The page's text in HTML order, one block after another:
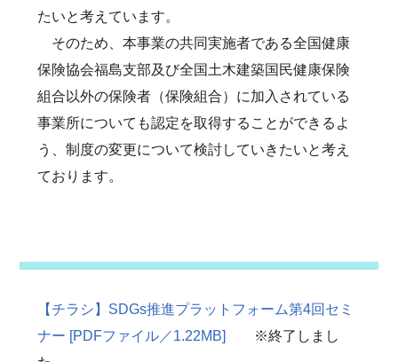
たいと考えています。
そのため、本事業の共同実施者である全国健康
保険協会福島支部及び全国土木建築国民健康保険
組合以外の保険者（保険組合）に加入されている
事業所についても認定を取得することができるよ
う、制度の変更について検討していきたいと考え
ております。
【チラシ】SDGs推進プラットフォーム第4回セミ
ナー [PDFファイル／1.22MB]
※終了しまし